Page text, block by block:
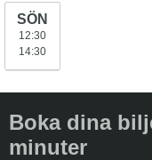
SÖN
12:30
14:30
Boka dina
minuter